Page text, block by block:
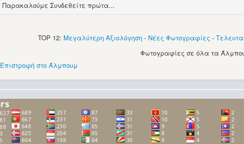
Παρακαλούμε Συνδεθείτε πρώτα...
TOP 12: Μεγαλύτερη Αξιολόγηση- Νέες Φωτογραφίες -
Φωτογραφίες σε όλα τα
Επιστροφή στο Άλμπουμ